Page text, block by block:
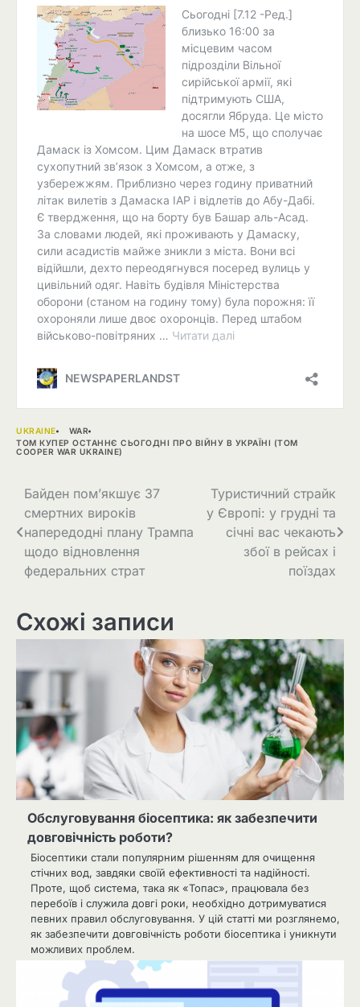
UKRAINE
WAR
ТОМ КУПЕР ОСТАННЄ СЬОГОДНІ ПРО ВІЙНУ В УКРАЇНІ (TOM
COOPER WAR UKRAINE)
Навігація
записів
Байден пом’якшує 37
смертних вироків
напередодні плану Трампа
щодо відновлення
федеральних страт
Туристичний страйк
у Європі: у грудні та
січні вас чекають
збої в рейсах і
поїздах
Схожі записи
Обслуговування біосептика: як забезпечити
довговічність роботи?
Біосептики стали популярним рішенням для очищення
стічних вод, завдяки своїй ефективності та надійності.
Проте, щоб система, така як «Топас», працювала без
перебоїв і служила довгі роки, необхідно дотримуватися
певних правил обслуговування. У цій статті ми розглянемо,
як забезпечити довговічність роботи біосептика і уникнути
можливих проблем.